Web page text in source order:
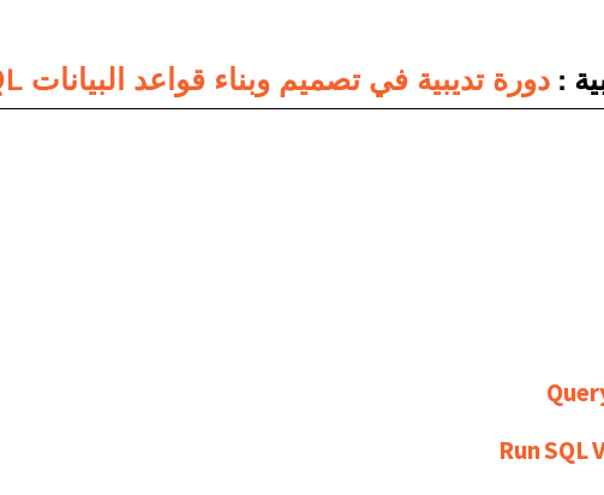
: دورة تديبية في تصميم وبناء قواعد البيانات MySQL
Run SQL